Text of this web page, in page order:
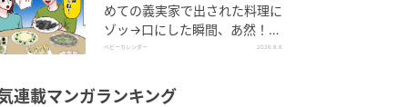
めての義実家で出された料理に
ゾッ→口にした瞬間、あ然！刺
身の正体は
ベビーカレンダー 2026.8.6
連載マンガランキング